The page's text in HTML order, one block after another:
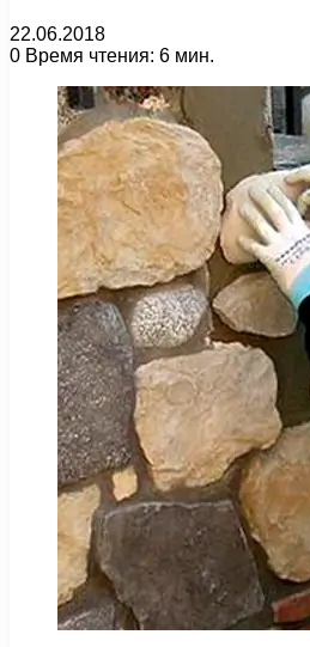
22.06.2018
0 Время чтения: 6 мин.